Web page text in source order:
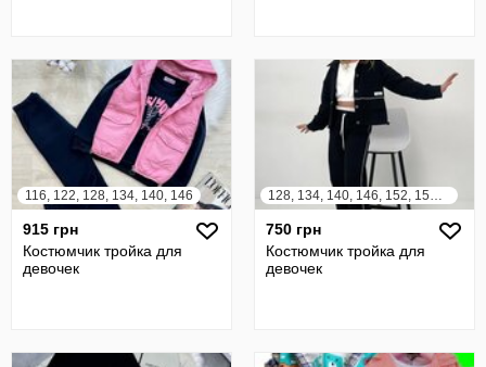
116, 122, 128, 134, 140, 146
915 грн
Костюмчик тройка для
девочек
128, 134, 140, 146, 152, 158, 164
750 грн
Костюмчик тройка для
девочек